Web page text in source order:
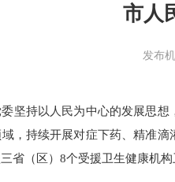
市人
发布
坚持以人民为中心的发展思
，持续开展对症下药、精准
省（区）8个受援卫生健康机构